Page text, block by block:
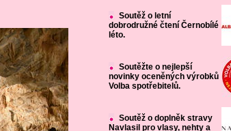
Soutěž o letní
dobrodružné čtení Černobílé
léto.
Soutěžte o nejlepší
novinky oceněných výrobků
Volba spotřebitelů.
Soutěž o doplněk stravy
Navlasil pro vlasy, nehty a